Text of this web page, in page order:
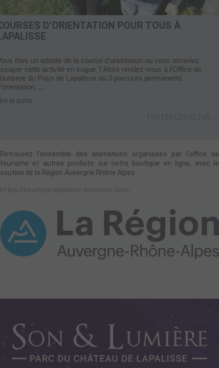
D’ORIENTATION POUR TOUS À
êtes un adepte de la course d’orientation ou vous aimeriez
cette activité en vogue ? Alors rendez-vous à l’Office de
du Pays de Lapalisse où 3 parcours permanents
...
la suite
Retrouvez l'ensemble des animations organisées par l'office de
tourisme et autres produits sur notre boutique en ligne, avec le
soutien de la Région Auvergne Rhône Alpes :
https://boutique.lapalisse-tourisme.com/